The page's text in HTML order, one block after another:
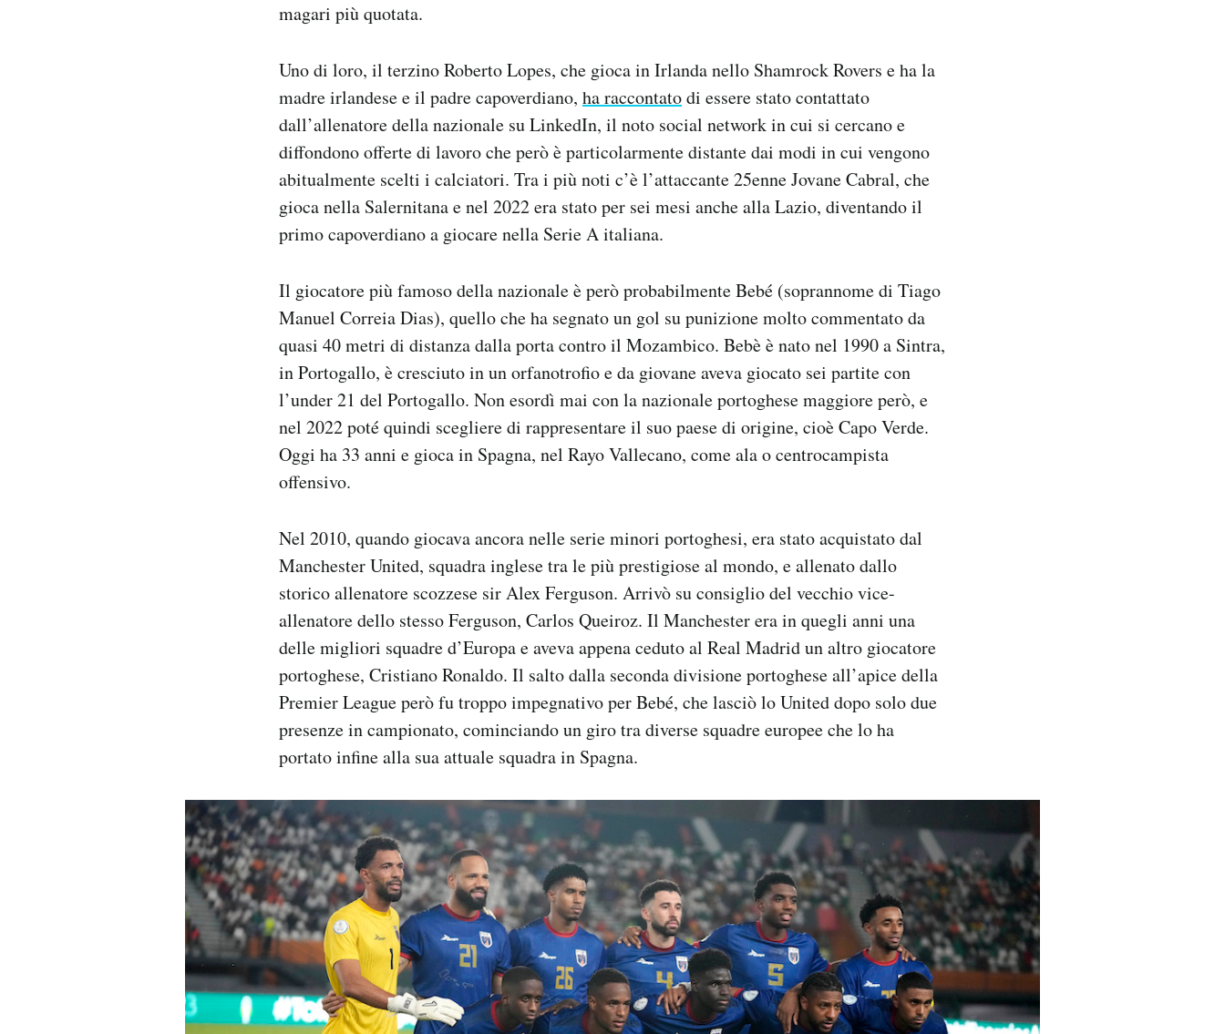
magari più quotata.
Uno di loro, il terzino Roberto Lopes, che gioca in Irlanda nello Shamrock Rovers e ha la
madre irlandese e il padre capoverdiano, ha raccontatodi essere stato contattato
dall’allenatore della nazionale su LinkedIn, il noto social network in cui si cercano e
diffondono offerte di lavoro che però è particolarmente distante dai modi in cui vengono
abitualmente scelti i calciatori. Tra i più noti c’è l’attaccante 25enne Jovane Cabral, che
gioca nella Salernitana e nel 2022 era stato per sei mesi anche alla Lazio, diventando il
primo capoverdiano a giocare nella Serie A italiana.
Il giocatore più famoso della nazionale è però probabilmente Bebé (soprannome di Tiago
Manuel Correia Dias), quello che ha segnato un gol su punizione molto commentato da
quasi 40 metri di distanza dalla porta contro il Mozambico. Bebè è nato nel 1990 a Sintra,
in Portogallo, è cresciuto in un orfanotrofio e da giovane aveva giocato sei partite con
l’under 21 del Portogallo. Non esordì mai con la nazionale portoghese maggiore però, e
nel 2022 poté quindi scegliere di rappresentare il suo paese di origine, cioè Capo Verde.
Oggi ha 33 anni e gioca in Spagna, nel Rayo Vallecano, come ala o centrocampista
offensivo.
Nel 2010, quando giocava ancora nelle serie minori portoghesi, era stato acquistato dal
Manchester United, squadra inglese tra le più prestigiose al mondo, e allenato dallo
storico allenatore scozzese sir Alex Ferguson. Arrivò su consiglio del vecchio vice-
allenatore dello stesso Ferguson, Carlos Queiroz. Il Manchester era in quegli anni una
delle migliori squadre d’Europa e aveva appena ceduto al Real Madrid un altro giocatore
portoghese, Cristiano Ronaldo. Il salto dalla seconda divisione portoghese all’apice della
Premier League però fu troppo impegnativo per Bebé, che lasciò lo United dopo solo due
presenze in campionato, cominciando un giro tra diverse squadre europee che lo ha
portato infine alla sua attuale squadra in Spagna.